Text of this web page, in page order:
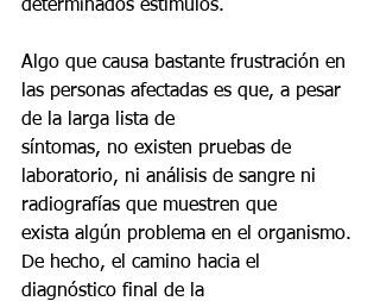
determinados estímulos.
Algo que causa bastante frustración en
las personas afectadas es que, a pesar
de la larga lista de
síntomas, no existen pruebas de
laboratorio, ni análisis de sangre ni
radiografías que muestren que
exista algún problema en el organismo.
De hecho, el camino hacia el
diagnóstico final de la